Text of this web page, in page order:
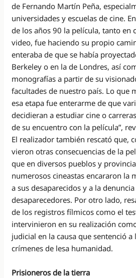
de Fernando Martín Peña,
universidades y escuelas de cine.
de los años 90 la película, tanto en
video, fue haciendo su propio
enteraba de que se había
Berkeley o en la de Londres, así
monografías a partir de su
facultades de nuestro país. Lo que
esa etapa fue enterarme de que
decidieran a estudiar cine o
de su encuentro con la película”,
El realizador también rescató que,
vieron otras consecuencias de la
que en diversos pueblos y
numerosos cineastas encararon la
a sus desaparecidos y a la
desaparecedores. Por otro lado,
de los registros fílmicos como el
intervinieron en su realización
judicial en la causa que sentenció a
crímenes de lesa humanidad.
Prisioneros de la tierra